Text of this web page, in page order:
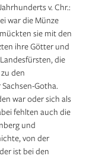
v. Chr.:
war die Münze
sie mit den
ihre Götter und
die
den
Gotha.
war oder sich als
fehlten auch die
und
von der
ist bei den